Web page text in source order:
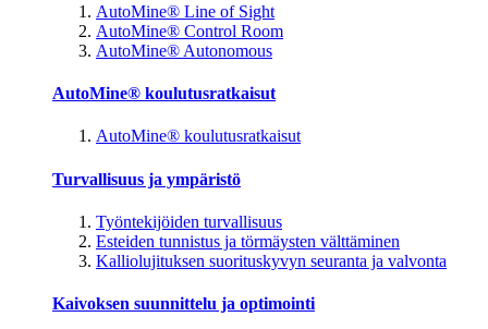
AutoMine® Line of Sight
AutoMine® Control Room
AutoMine® Autonomous
AutoMine® koulutusratkaisut
AutoMine® koulutusratkaisut
Turvallisuus ja ympäristö
Työntekijöiden turvallisuus
Esteiden tunnistus ja törmäysten välttäminen
Kalliolujituksen suorituskyvyn seuranta ja valvonta
Kaivoksen suunnittelu ja optimointi